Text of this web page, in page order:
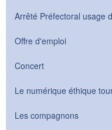
Arrêté Préfectoral usage
Offre d'emploi
Concert
Le numérique éthique
Les compagnons